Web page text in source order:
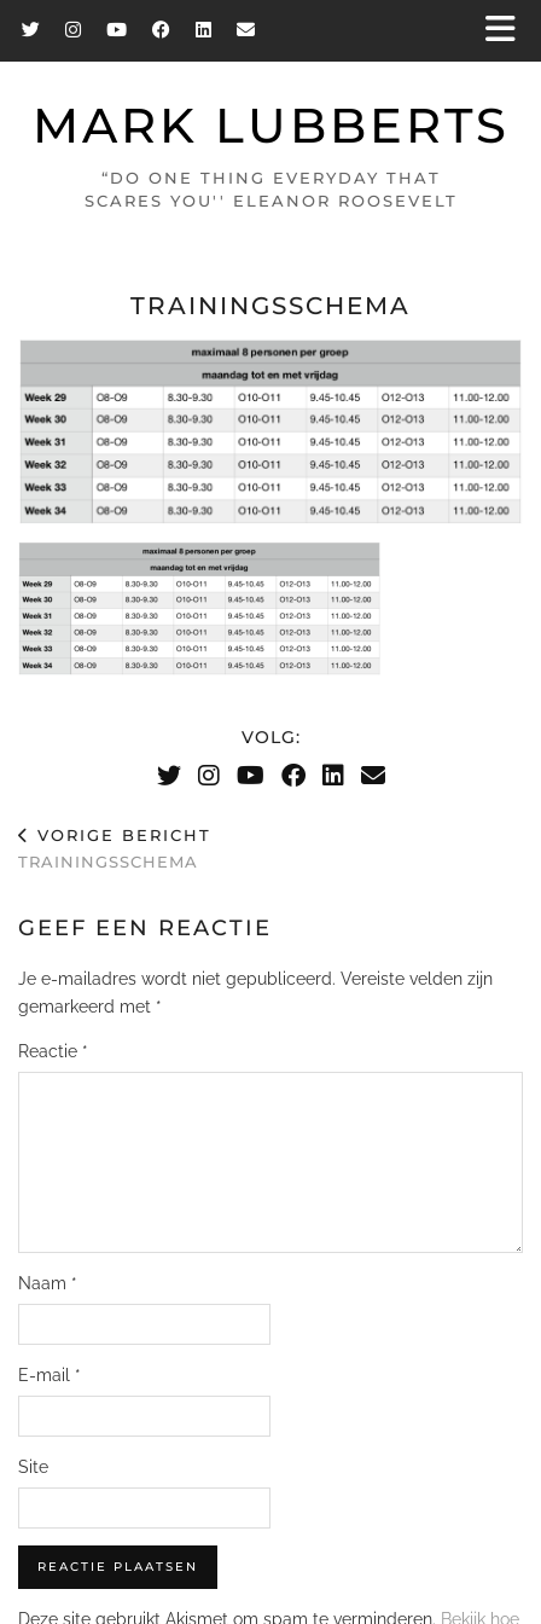
MARK LUBBERTS
“DO ONE THING EVERYDAY THAT
SCARES YOU'' ELEANOR ROOSEVELT
TRAININGSSCHEMA
VOLG:
VORIGE BERICHT
TRAININGSSCHEMA
GEEF EEN REACTIE
Je e-mailadres wordt niet gepubliceerd. Vereiste velden zijn
gemarkeerd met *
Reactie *
Naam *
E-mail *
Site
Deze site gebruikt Akismet om spam te verminderen. Bekijk hoe